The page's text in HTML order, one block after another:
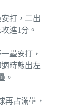
打，二出
進1分。
壘安打，
時敲出左
。
再占滿壘，